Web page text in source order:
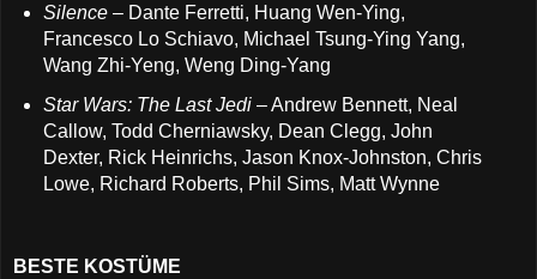
Silence – Dante Ferretti, Huang Wen-Ying,
Francesco Lo Schiavo, Michael Tsung-Ying Yang,
Wang Zhi-Yeng, Weng Ding-Yang
Star Wars: The Last Jedi – Andrew Bennett, Neal
Callow, Todd Cherniawsky, Dean Clegg, John
Dexter, Rick Heinrichs, Jason Knox-Johnston, Chris
Lowe, Richard Roberts, Phil Sims, Matt Wynne
BESTE KOSTÜME